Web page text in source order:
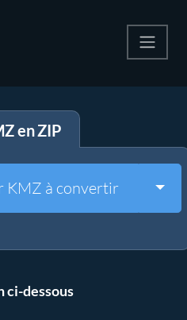
en ZIP
KMZ à convertir
ci-dessous